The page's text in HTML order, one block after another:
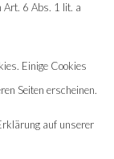
Art. 6 Abs. 1 lit. a
Einige Cookies
Seiten erscheinen.
auf unserer